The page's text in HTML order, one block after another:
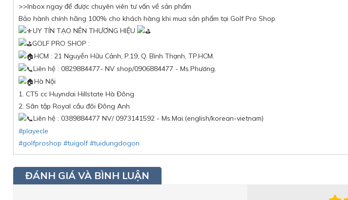
>>Inbox ngay để được chuyên viên tư vấn về sản phẩm
Bảo hành chính hãng 100% cho khách hàng khi mua sản phẩm tại Golf Pro Shop
UY TÍN TẠO NÊN THƯƠNG HIỆU
GOLF PRO SHOP :
HCM : 21 Nguyễn Hữu Cảnh, P.19, Q. Bình Thạnh, TP.HCM.
Liên hệ : 0829884477- NV shop/0906884477 - Ms.Phương.
Hà Nội
1. CT5 cc Huyndai Hillstate Hà Đông
2. Sân tập Royal cầu đôi Đông Anh
Liên hệ : 0389884477 NV/ 0973141592 - Ms.Mai.(english/korean-vietnam)
#playecle
#golfproshop #tuigolf #tuidungdogon
ĐÁNH GIÁ VÀ BÌNH LUẬN